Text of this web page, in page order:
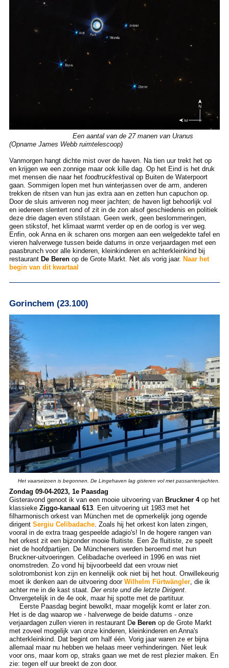
Een aantal van de 27 manen van Uranus
(Opname James Webb ruimtelescoop)
Vanmorgen hangt dichte mist over de haven. Na tien uur trekt het op
en krijgen we een zonnige maar ook kille dag. Op het Eind is het druk
met mensen die naar het foodtruckfestival op Buiten de Waterpoort
gaan. Sommigen lopen met hun winterjassen over de arm, anderen
trekken de ritsen van hun jas extra aan en zetten hun capuchon op.
Door de sluis arriveren nog meer jachten; de haven ligt behoorlijk vol
en iedereen slentert rond of zit in de zon alsof geschiedenis en politiek
deze drie dagen even stilstaan. Geen werk, geen beslommeringen,
geen stikstof, het klimaat warmt verder op en de oorlog is ver weg.
Enfin, ook Anna en ik scharen ons morgen aan een welgedekte tafel en
vieren halverwege tussen beide datums in onze verjaardagen met een
paasbrunch voor alle kinderen, kleinkinderen en achterkleinkind bij
restaurant De Berenop de Grote Markt. Net als vorig jaar. Naar het
begin van dit kwartaal
Gorinchem (23.100)
Het vaarseizoen is begonnen. De Lingehaven lag gisteren vol met passantenjachten.
Zondag 09-04-2023, 1e Paasdag
Gisteravond genoot ik van een mooie uitvoering van Bruckner 4op het
klassieke Ziggo-kanaal 613. Een uitvoering uit 1983 met het
filharmonisch orkest van München met de opmerkelijk jong ogende
dirigent Sergiu Celibadache. Zoals hij het orkest kon laten zingen,
vooral in de extra traag gespeelde adagio's! In de hogere rangen van
het orkest zit een bijzonder mooie fluitiste. Een 2e fluitiste, ze speelt
niet de hoofdpartijen. De Müncheners werden beroemd met hun
Bruckner-uitvoeringen. Celibadache overleed in 1996 en was niet
onomstreden. Zo vond hij bijvoorbeeld dat een vrouw niet
solotrombonist kon zijn en kennelijk ook niet bij het hout. Onwillekeurig
moet ik denken aan de uitvoering door Wilhelm Fürtwängler, die ik
achter me in de kast staat. Der erste und die letzte Dirigent.
Onvergetelijk in de 4e ook, maar hij spotte met de partituur.
Eerste Paasdag begint bewolkt, maar mogelijk komt er later zon.
Het is de dag waarop we - halverwege de beide datums - onze
verjaardagen zullen vieren in restaurant De Berenop de Grote Markt
met zoveel mogelijk van onze kinderen, kleinkinderen en Anna's
achterkleinkind. Dat begint om half één. Vorig jaar waren ze er bijna
allemaal maar nu hebben we helaas meer verhinderingen. Niet leuk
voor ons, maar kom op, straks gaan we met de rest plezier maken. En
zie: tegen elf uur breekt de zon door.